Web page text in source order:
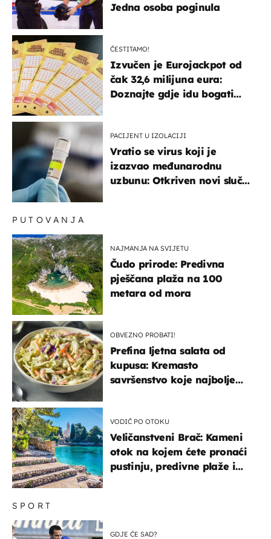
Jedna osoba poginula
ČESTITAMO!
Izvučen je Eurojackpot od
čak 32,6 milijuna eura:
Doznajte gdje idu bogati
PACIJENT U IZOLACIJI
Vratio se virus koji je
izazvao međunarodnu
uzbunu: Otkriven novi slučaj
SPORT
GDJE ĆE SAD?
PUTOVANJA
NAJMANJA NA SVIJETU
Čudo prirode: Predivna
pješčana plaža na 100
metara od mora
OBVEZNO PROBATI!
Prefina ljetna salata od
kupusa: Kremasto
savršenstvo koje najbolje
VODIČ PO OTOKU
Veličanstveni Brač: Kameni
otok na kojem ćete pronaći
pustinju, predivne plaže i